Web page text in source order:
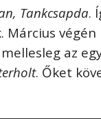
Tankcsapda.
Március
mellesleg az
. Őket